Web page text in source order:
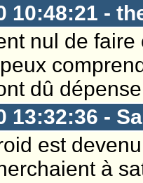
10:48:21 -
nul de
dû
13:32:36 -
est
à